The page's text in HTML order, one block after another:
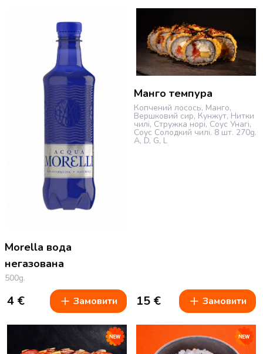
Morella вода
негазована
500g.
4 € Замовити
Манго темпура
Копчений лосось, Манго,
Вершковий сир, Кунжут, Нитки
чилі, Стружка норі, Соус Унагі,
Соус Солодкий чилі. 8 шт. 270g.
A, D, G, L
15 € Замовити